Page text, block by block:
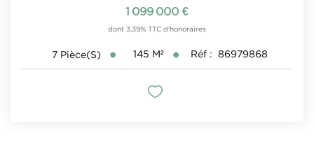
1 099 000 €
dont 3,39% TTC d'honoraires
7 Pièce(s) 145 M² Réf : 86979868